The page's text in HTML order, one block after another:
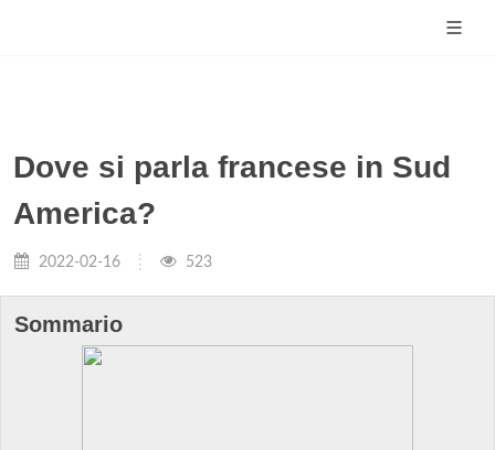
Dove si parla francese in Sud
America?
2022-02-16 523
Sommario